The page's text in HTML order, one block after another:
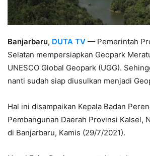
Banjarbaru, DUTA TV — Pemerintah
Selatan mempersiapkan Geopark
UNESCO Global Geopark (UGG).
nanti sudah siap diusulkan menjadi
Hal ini disampaikan Kepala Badan
Pembangunan Daerah Provinsi Kalsel,
di Banjarbaru, Kamis (29/7/2021).